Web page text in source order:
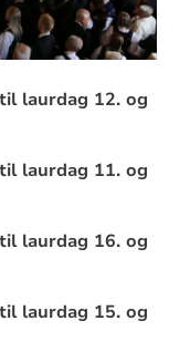
laurdag 12. og
laurdag 11. og
laurdag 16. og
laurdag 15. og